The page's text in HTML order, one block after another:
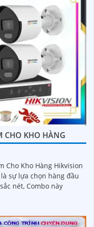
CHO KHO HÀNG
Cho Kho Hàng Hikvision
sự lựa chọn hàng đầu